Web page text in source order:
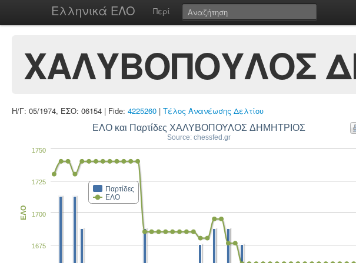
Ελληνικά ΕΛΟ Περί
ΧΑΛΥΒΟΠΟΥΛΟΣ
Η/Γ: 05/1974, ΕΣΟ: 06154 | Fide: 4225260 | Τέλος Ανανέωσης Δελτίου
ΕΛΟ και Παρτίδες ΧΑΛΥΒΟΠΟΥΛΟΣ ΔΗΜΗΤΡΙΟΣ
Source: chessfed.gr
Παρτίδες
ΕΛΟ
1675
1700
1725
1750
ΕΛΟ